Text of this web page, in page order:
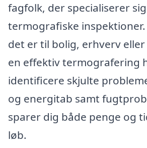
fagfolk, der specialiserer
termografiske
det er til bolig, erhverv
en effektiv termografering
identificere skjulte
og energitab samt
sparer dig både penge og
løb.